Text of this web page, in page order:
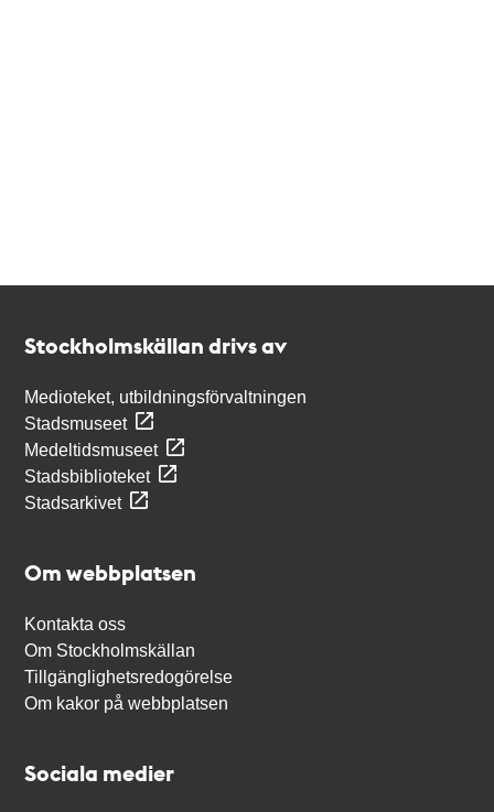
Stockholmskällan drivs av
Medioteket, utbildningsförvaltningen
Stadsmuseet
Medeltidsmuseet
Stadsbiblioteket
Stadsarkivet
Om webbplatsen
Kontakta oss
Om Stockholmskällan
Tillgänglighetsredogörelse
Om kakor på webbplatsen
Sociala medier